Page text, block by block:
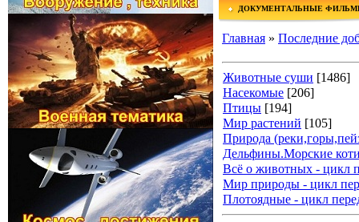
ДОКУМЕНТАЛЬНЫЕ
Главная » Последние
Животные суши [1486]
Насекомые [206]
Птицы [194]
Мир растений [105]
Природа
Дельфины.Морские
Всё о животных - цикл
Мир природы - цикл
Плотоядные - цикл